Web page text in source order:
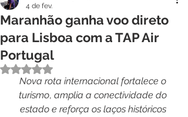
Maranhão ganha voo direto
para Lisboa com a TAP Air
Portugal
4 de fev.
Avaliado com NaN de 5 estrelas.
Nova rota internacional fortalece o
turismo, amplia a conectividade do
estado e reforça os laços históricos